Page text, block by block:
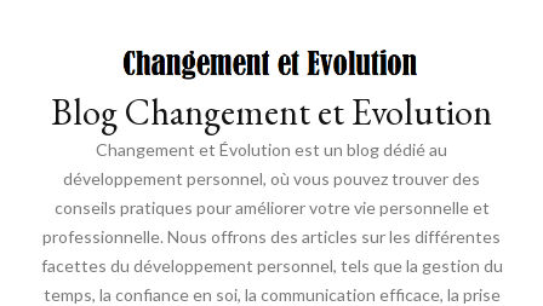
Blog Changement et Evolution
Changement et Évolution est un blog dédié au
développement personnel, où vous pouvez trouver des
conseils pratiques pour améliorer votre vie personnelle et
professionnelle. Nous offrons des articles sur les différentes
facettes du développement personnel, tels que la gestion du
temps, la confiance en soi, la communication efficace, la prise